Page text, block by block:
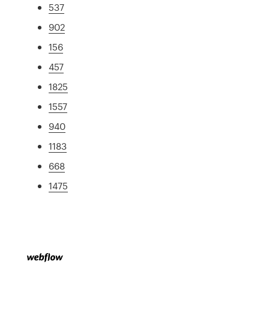
537
902
156
457
1825
1557
940
1183
668
1475